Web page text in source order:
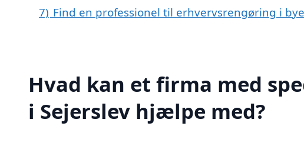
7) Find en professionel til erhvervsrengøring i
Hvad kan et firma med
i Sejerslev hjælpe med?